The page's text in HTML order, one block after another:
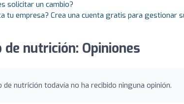
solicitar un cambio?
tu empresa? Crea una cuenta gratis para gestionar
de nutrición: Opiniones
de nutrición todavía no ha recibido ninguna opinión.